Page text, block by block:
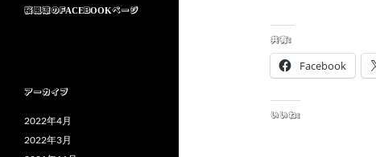
共有:
Facebook
いいね:
桜風涼のFACEBOOKページ
アーカイブ
2022年4月
2022年3月